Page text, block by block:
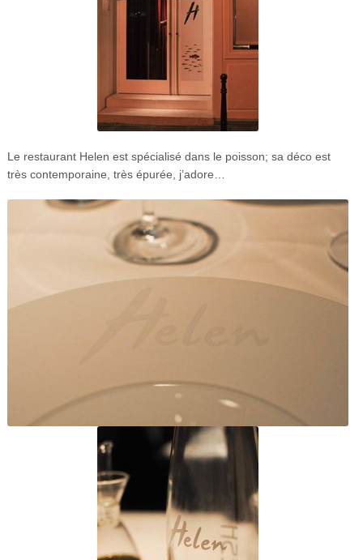
Le restaurant Helen est spécialisé dans le poisson; sa déco est
très contemporaine, très épurée, j’adore…